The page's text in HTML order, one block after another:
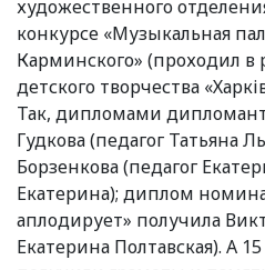
художественного
конкурсе «Музыкальная
Карминского» (проходил в
детского творчества
Так, дипломами
Гудкова (педагог Татьяна
Борзенкова (педагог
Екатерина); диплом
аплодирует» получила
Екатерина Полтавская). А